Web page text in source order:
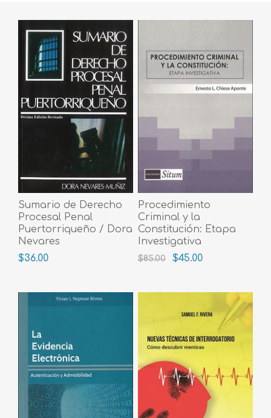
Sumario de Derecho
Procesal Penal
Puertorriqueño / Dora
Nevares
$36.00
Procedimiento
Criminal y la
Constitución: Etapa
Investigativa
$85.00 $45.00